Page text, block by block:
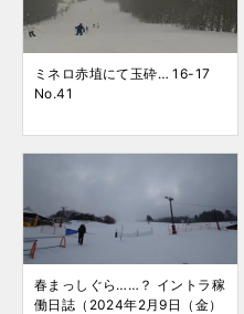
ミネロ赤埴にて玉砕… 16-17
No.41
春まっしぐら……？ イントラ稼
働日誌（2024年2月9日（金）